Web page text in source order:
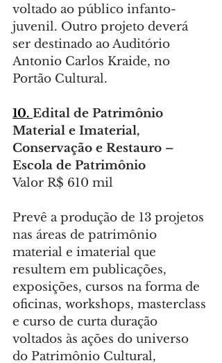
voltado ao público infanto-
juvenil. Outro projeto deverá
ser destinado ao Auditório
Antonio Carlos Kraide, no
Portão Cultural.
10. Edital de Patrimônio
Material e Imaterial,
Conservação e Restauro –
Escola de Patrimônio
Valor R$ 610 mil
Prevê a produção de 13 projetos
nas áreas de patrimônio
material e imaterial que
resultem em publicações,
exposições, cursos na forma de
oficinas, workshops, masterclass
e curso de curta duração
voltados às ações do universo
do Patrimônio Cultural,